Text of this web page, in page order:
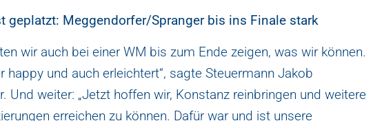
geplatzt: Meggendorfer/Spranger bis ins Finale stark
wir auch bei einer WM bis zum Ende zeigen, was wir können.
happy und auch erleichtert“, sagte Steuermann Jakob
Und weiter: „Jetzt hoffen wir, Konstanz reinbringen und weitere
erreichen zu können. Dafür war und ist unsere